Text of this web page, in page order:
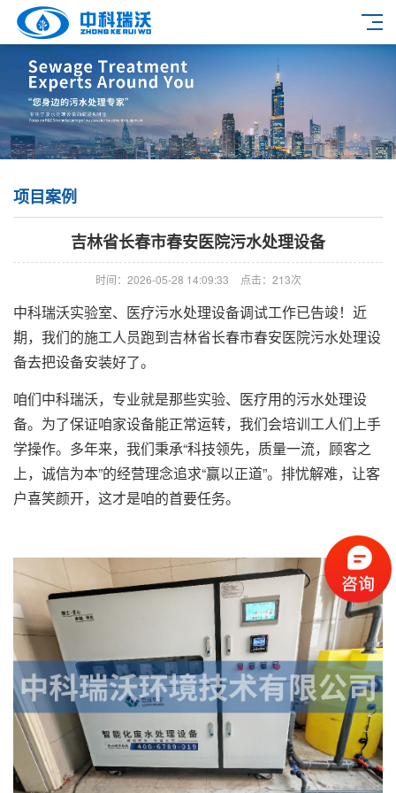
项目案例
吉林省长春市春安医院污水处理设备
时间：2026-05-28 14:09:33 点击：213次
中科瑞沃实验室、医疗污水处理设备调试工作已告竣！近
期，我们的施工人员跑到吉林省长春市春安医院污水处理设
备去把设备安装好了。
咱们中科瑞沃，专业就是那些实验、医疗用的污水处理设
备。为了保证咱家设备能正常运转，我们会培训工人们上手
学操作。多年来，我们秉承“科技领先，质量一流，顾客之
上，诚信为本”的经营理念追求“赢以正道”。排忧解难，让客
户喜笑颜开，这才是咱的首要任务。